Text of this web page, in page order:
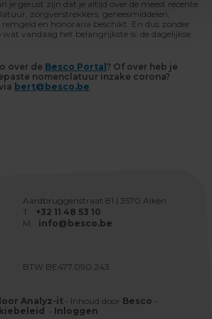
je gerust zijn dat je altijd over de meest recente
zorgverstrekkers, geneesmiddelen,
en honoraria beschikt. En dus zonder
vandaag het belangrijkste is: de dagelijkse
over de Besco Portal ? Of over heb je
nomenclatuur inzake corona?
bert@besco.be
Aardbruggenstraat 81 | 3570 Alken
T.
+32 11 48 53 10
M.
info@besco.be
BTW BE477.090.243
Analyz-it • Inhoud door Besco •
• Inloggen